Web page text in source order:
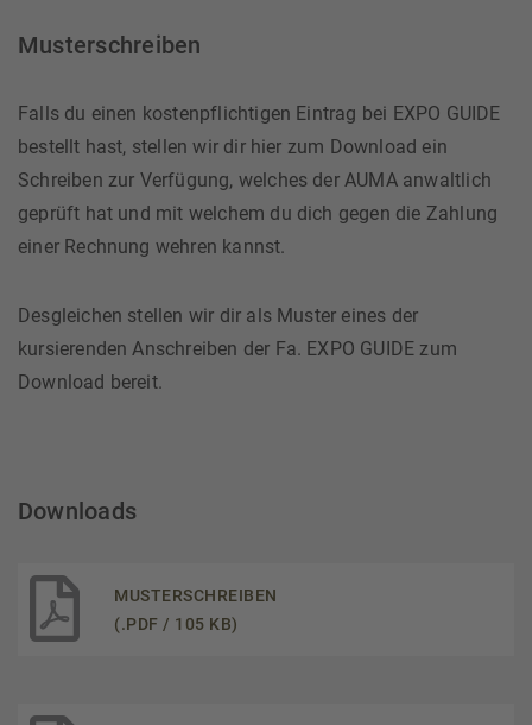
Musterschreiben
Falls du einen kostenpflichtigen Eintrag bei EXPO GUIDE
bestellt hast, stellen wir dir hier zum Download ein
Schreiben zur Verfügung, welches der AUMA anwaltlich
geprüft hat und mit welchem du dich gegen die Zahlung
einer Rechnung wehren kannst.
Desgleichen stellen wir dir als Muster eines der
kursierenden Anschreiben der Fa. EXPO GUIDE zum
Download bereit.
Downloads
MUSTERSCHREIBEN
(.PDF / 105 KB)